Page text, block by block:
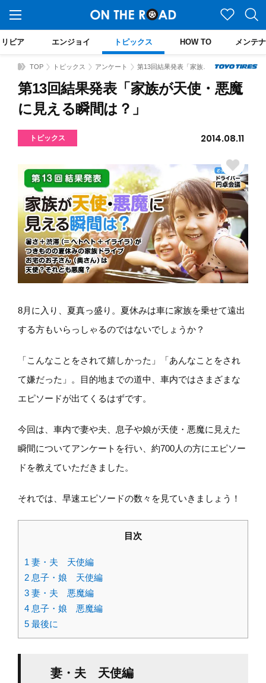
ビア エンジョイ トピックス HOW TO メンテ
TOP トピックス アンケート
第13回結果発表「家族が天使・悪魔
に見える瞬間は？」
トピックス 2014.08.11
8月に入り、夏真っ盛り。夏休みは車に家族を乗せて遠出
する方もいらっしゃるのではないでしょうか？
「こんなことをされて嬉しかった」「あんなことをされ
て嫌だった」。目的地までの道中、車内ではさまざまな
エピソードが出てくるはずです。
今回は、車内で妻や夫、息子や娘が天使・悪魔に見えた
瞬間についてアンケートを行い、約700人の方にエピソー
ドを教えていただきました。
それでは、早速エピソードの数々を見ていきましょう！
目次
1 妻・夫 天使編
2 息子・娘 天使編
3 妻・夫 悪魔編
4 息子・娘 悪魔編
5 最後に
妻・夫 天使編